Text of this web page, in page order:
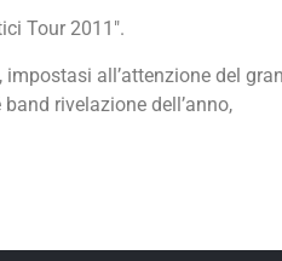
Tour 2011″.
all’attenzione del
rivelazione dell’anno,